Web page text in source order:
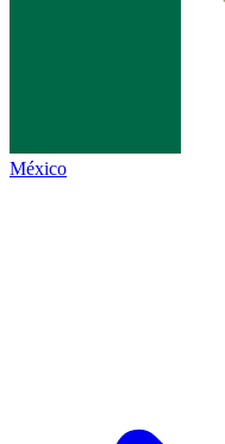
México